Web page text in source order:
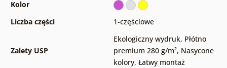
Kolor
Liczba części
1-częściowe
Zalety USP
Ekologiczny wydruk, Płótno
premium 280 g/m², Nasycone
kolory, Łatwy montaż